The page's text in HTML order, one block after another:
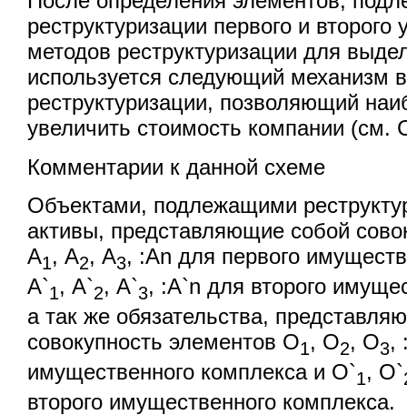
реструктуризации первого и
методов реструктуризации для
используется следующий механизм
реструктуризации, позволяющий
увеличить стоимость компании (см.
Комментарии к данной схеме
Объектами, подлежащими
активы, представляющие собой
А1, А2, А3, :Аn для первого
А`1, А`2, А`3, :А`n для второго
а так же обязательства,
совокупность элементов О1, О2, О3,
имущественного комплекса и О`1, О`
второго имущественного комплекса.